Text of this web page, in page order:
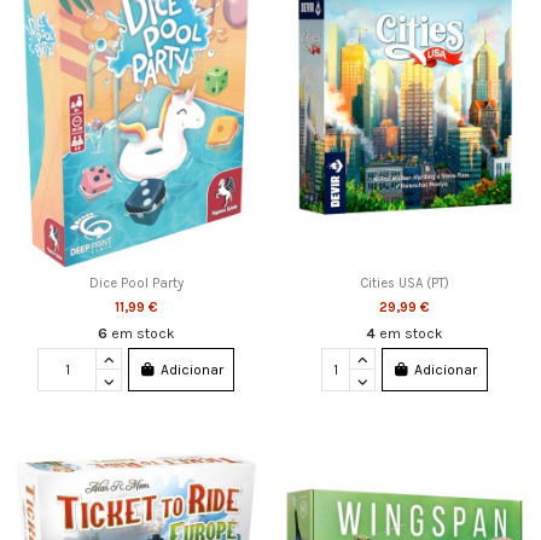
Dice Pool Party
11,99 €
6 em stock
Adicionar
Cities USA (PT)
29,99 €
4 em stock
Adicionar